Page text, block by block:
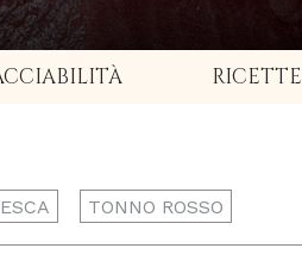
RICETTE
TONNO ROSSO